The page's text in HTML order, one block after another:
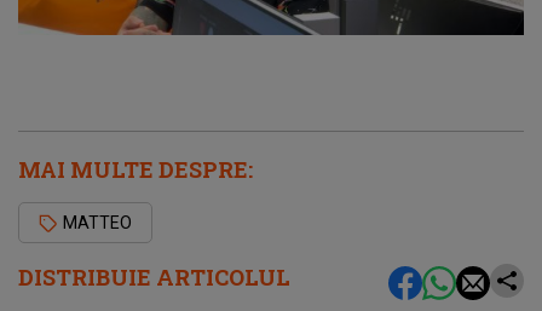
DISTRIBUIE ARTICOLUL
MAI MULTE DESPRE:
MATTEO